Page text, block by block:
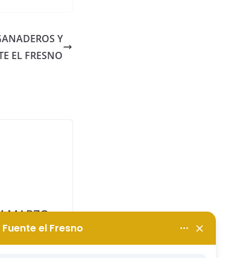
Y
EL FRESNO
MARZO.
NUESTRO